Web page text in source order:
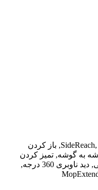
SideReach, VersaLift Navigation, باز کردن
به گوشه, تمیز کردن
موهای حیوانات خانگی, دید ناوبری 360 درجه,